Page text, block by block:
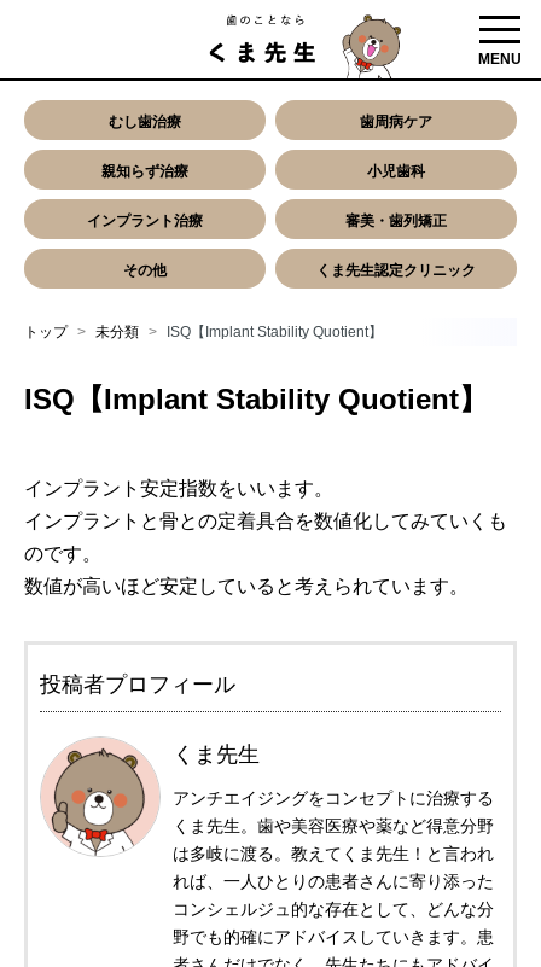
MENU
むし歯治療 歯周病ケア
親知らず治療 小児歯科
インプラント治療 審美・歯列矯正
その他 くま先生認定クリニック
トップ 未分類 ISQ【Implant Stability Quotient】
ISQ【Implant Stability Quotient】
インプラント安定指数をいいます。
インプラントと骨との定着具合を数値化してみていくも
のです。
数値が高いほど安定していると考えられています。
投稿者プロフィール
くま先生
アンチエイジングをコンセプトに治療する
くま先生。歯や美容医療や薬など得意分野
は多岐に渡る。教えてくま先生！と言われ
れば、一人ひとりの患者さんに寄り添った
コンシェルジュ的な存在として、どんな分
野でも的確にアドバイスしていきます。患